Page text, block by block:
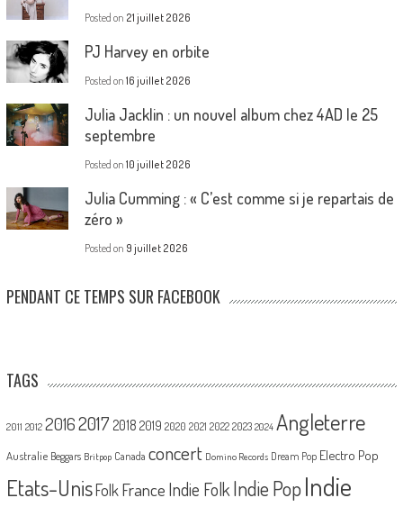
Posted on 21 juillet 2026
PJ Harvey en orbite
Posted on 16 juillet 2026
Julia Jacklin : un nouvel album chez 4AD le 25
septembre
Posted on 10 juillet 2026
Julia Cumming : « C’est comme si je repartais de
zéro »
Posted on 9 juillet 2026
PENDANT CE TEMPS SUR FACEBOOK
TAGS
2011 2012 20162017 2018 2019 2020 2021 2022 2023 2024 Angleterre
Australie Beggars Britpop Canada concert Domino Records Dream Pop Electro Pop
Etats-UnisFolk France Indie FolkIndie PopIndie